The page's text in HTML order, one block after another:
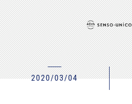
2020/03/04